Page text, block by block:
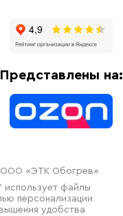
оборудование
Представлены на:
ООО «ЭТК Обогрев»
использует файлы
персонализации
удобства